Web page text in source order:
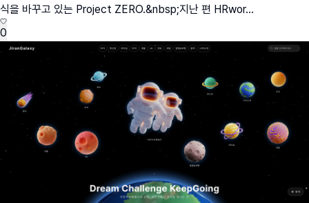
식을 바꾸고 있는 Project ZERO.&nbsp;지난 편 HRwor...
0